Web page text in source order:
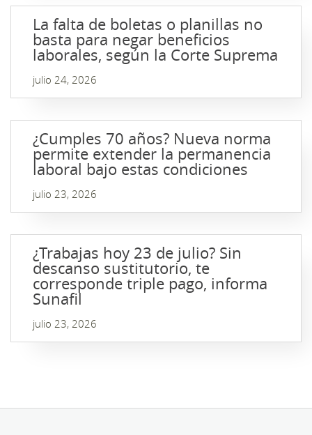
La falta de boletas o planillas no
basta para negar beneficios
laborales, según la Corte Suprema
julio 24, 2026
¿Cumples 70 años? Nueva norma
permite extender la permanencia
laboral bajo estas condiciones
julio 23, 2026
¿Trabajas hoy 23 de julio? Sin
descanso sustitutorio, te
corresponde triple pago, informa
Sunafil
julio 23, 2026